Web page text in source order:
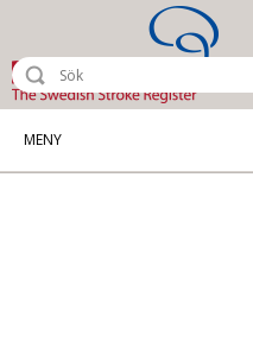
MENY